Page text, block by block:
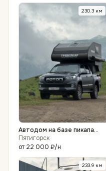
230.3 км
Автодом на базе пикапа
Foton Tunland G7
Пятигорск
от 22 000 ₽/н
233.9 км